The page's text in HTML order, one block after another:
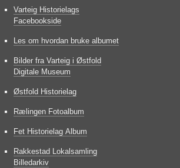
Varteig Historielags
Facebookside
Les om hvordan bruke albumet
Bilder fra Varteig i Østfold
Digitale Museum
Østfold Historielag
Rælingen Fotoalbum
Fet Historielag Album
Rakkestad Lokalsamling
Billedarkiv